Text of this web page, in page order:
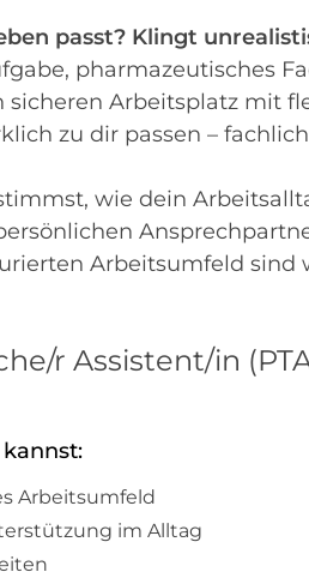
passt? Klingt
pharmazeutisches
Arbeitsplatz mit
zu dir passen –
wie dein
Arbeitsumfeld sind
r Assistent/in
Arbeitsumfeld
im Alltag